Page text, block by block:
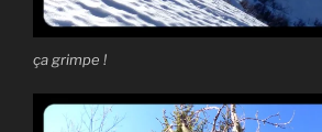
ça grimpe !